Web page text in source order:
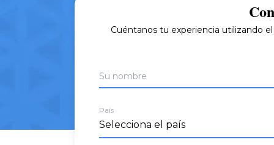
Cuéntanos tu experiencia utilizando
Su nombre
País